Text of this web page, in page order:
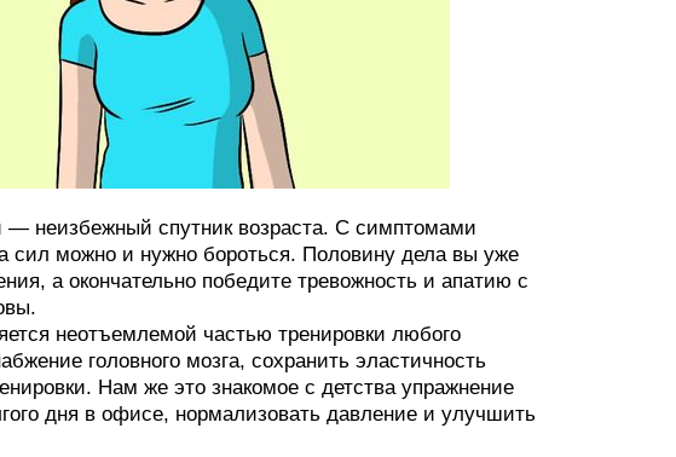
— неизбежный спутник возраста. С симптомами
сил можно и нужно бороться. Половину дела вы уже
а окончательно победите тревожность и апатию с
неотъемлемой частью тренировки любого
головного мозга, сохранить эластичность
Нам же это знакомое с детства упражнение
дня в офисе, нормализовать давление и улучшить